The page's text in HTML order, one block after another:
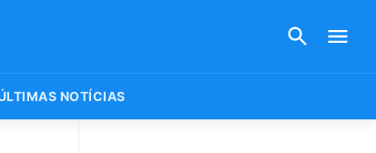
NOTÍCIAS